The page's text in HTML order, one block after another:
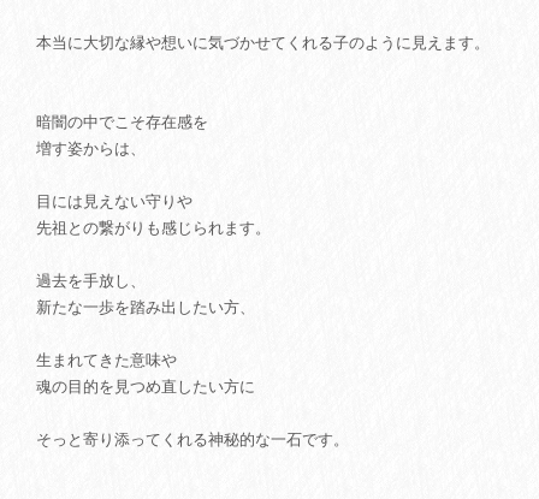
本当に大切な縁や想いに気づかせてくれる子のように見えます。
暗闇の中でこそ存在感を
増す姿からは、
目には見えない守りや
先祖との繋がりも感じられます。
過去を手放し、
新たな一歩を踏み出したい方、
生まれてきた意味や
魂の目的を見つめ直したい方に
そっと寄り添ってくれる神秘的な一石です。